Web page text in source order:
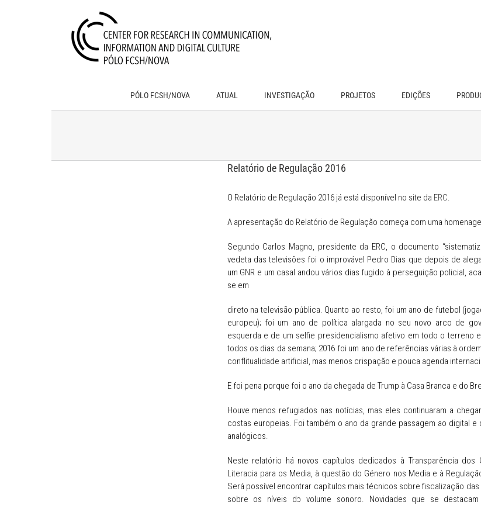
PÓLO FCSH/NOVA ATUAL INVESTIGAÇÃO PROJETOS EDIÇÕES
Relatório de Regulação 2016
O Relatório de Regulação 2016 já está disponível no site da ERC.
A apresentação do Relatório de Regulação começa com uma
Segundo Carlos Magno, presidente da ERC, o documento
vedeta das televisões foi o improvável Pedro Dias que depois de
um GNR e um casal andou vários dias fugido à perseguição policial,
se em
direto na televisão pública. Quanto ao resto, foi um ano de futebol
europeu); foi um ano de política alargada no seu novo arco de
esquerda e de um selfie presidencialismo afetivo em todo o terreno
todos os dias da semana; 2016 foi um ano de referências várias à
conflitualidade artificial, mas menos crispação e pouca agenda
E foi pena porque foi o ano da chegada de Trump à Casa Branca e do
Houve menos refugiados nas notícias, mas eles continuaram a
costas europeias. Foi também o ano da grande passagem ao digital e
analógicos.
Neste relatório há novos capítulos dedicados à Transparência dos
Literacia para os Media, à questão do Género nos Media e à
Será possível encontrar capítulos mais técnicos sobre fiscalização
sobre os níveis do volume sonoro. Novidades que se